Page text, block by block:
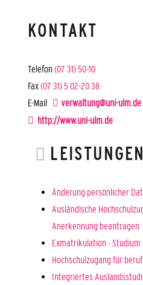
KONTAKT
Telefon(07 31) 50-10
Fax(07 31) 502-2038
E-Mail
verwaltung@uni-ulm.de
http://www.uni-ulm.de
LEISTUNGEN
Änderung persönlicher
Ausländische
Anerkennung beantragen
Exmatrikulation - Studium
Hochschulzugang für
Integriertes